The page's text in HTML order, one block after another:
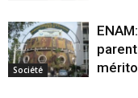
Société